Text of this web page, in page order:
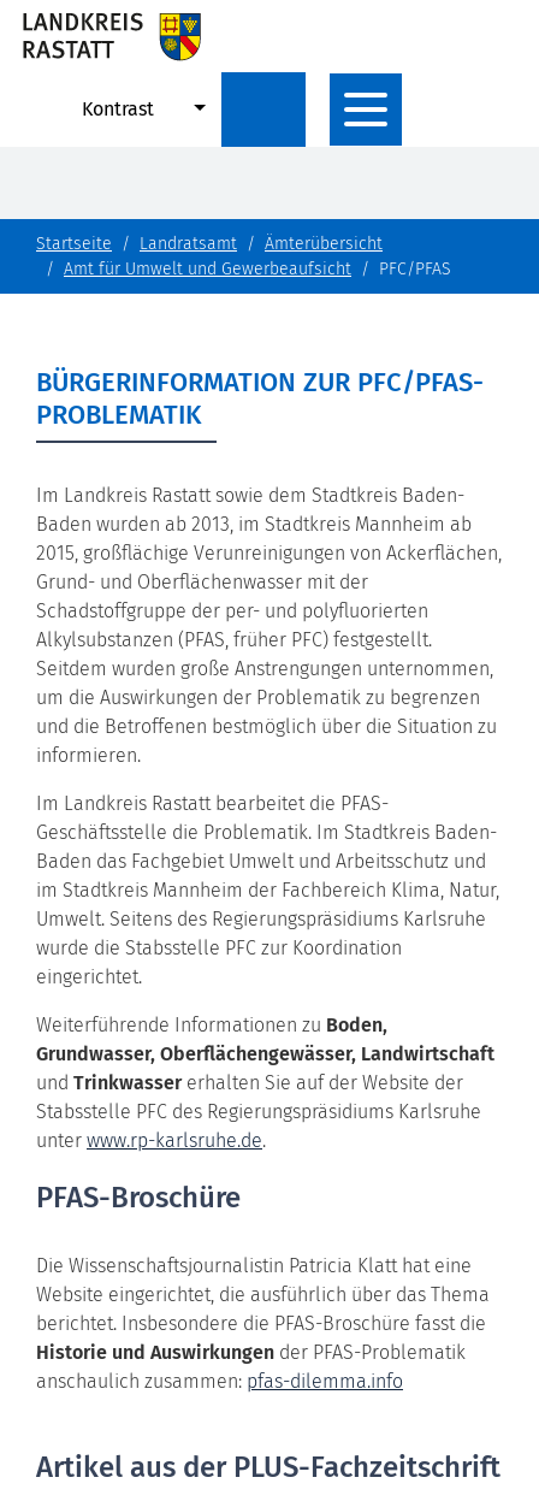
Kontrast
Startseite Landratsamt
Ämterübersicht
Amt für Umwelt und Gewerbeaufsicht
PFC/PFAS
BÜRGERINFORMATION ZUR PFC/PFAS-
PROBLEMATIK
Im Landkreis Rastatt sowie dem Stadtkreis Baden-
Baden wurden ab 2013, im Stadtkreis Mannheim ab
2015, großflächige Verunreinigungen von Ackerflächen,
Grund- und Oberflächenwasser mit der
Schadstoffgruppe der per- und polyfluorierten
Alkylsubstanzen (PFAS, früher PFC) festgestellt.
Seitdem wurden große Anstrengungen unternommen,
um die Auswirkungen der Problematik zu begrenzen
und die Betroffenen bestmöglich über die Situation zu
informieren.
Im Landkreis Rastatt bearbeitet die PFAS-
Geschäftsstelle die Problematik. Im Stadtkreis Baden-
Baden das Fachgebiet Umwelt und Arbeitsschutz und
im Stadtkreis Mannheim der Fachbereich Klima, Natur,
Umwelt. Seitens des Regierungspräsidiums Karlsruhe
wurde die Stabsstelle PFC zur Koordination
eingerichtet.
Weiterführende Informationen zu Boden,
Grundwasser, Oberflächengewässer, Landwirtschaft
und Trinkwassererhalten Sie auf der Website der
Stabsstelle PFC des Regierungspräsidiums Karlsruhe
unter www.rp-karlsruhe.de.
PFAS-Broschüre
Die Wissenschaftsjournalistin Patricia Klatt hat eine
Website eingerichtet, die ausführlich über das Thema
berichtet. Insbesondere die PFAS-Broschüre fasst die
Historie und Auswirkungen der PFAS-Problematik
anschaulich zusammen: pfas-dilemma.info
Artikel aus der PLUS-Fachzeitschrift